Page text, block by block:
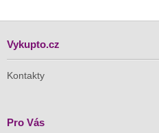
Vykupto.cz
Kontakty
Pro Vás